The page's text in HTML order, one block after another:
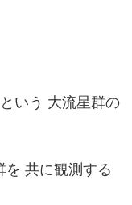
いう 大流星群の
共に観測する